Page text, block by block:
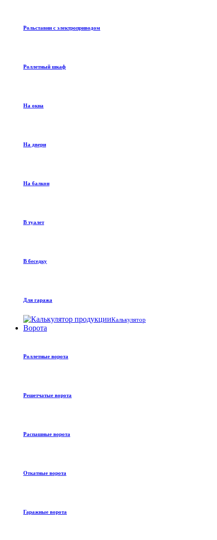
Рольставни с электроприводом
Роллетный шкаф
На окна
На двери
На балкон
В туалет
В беседку
Для гаража
Калькулятор
Ворота
Роллетные ворота
Решетчатые ворота
Распашные ворота
Откатные ворота
Гаражные ворота